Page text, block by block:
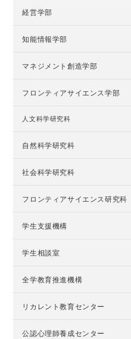
経営学部
知能情報学部
マネジメント創造学部
フロンティアサイエンス学部
人文科学研究科
自然科学研究科
社会科学研究科
フロンティアサイエンス研究科
学生支援機構
学生相談室
全学教育推進機構
リカレント教育センター
公認心理師養成センター